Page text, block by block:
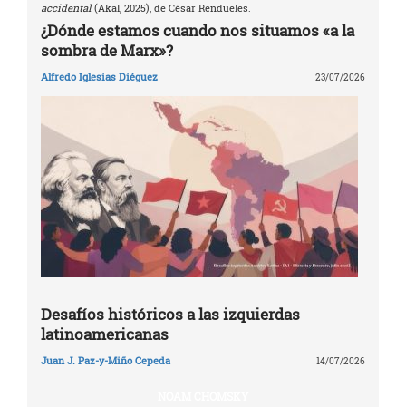
accidental(Akal, 2025), de César Rendueles.
¿Dónde estamos cuando nos situamos «a la
sombra de Marx»?
Alfredo Iglesias Diéguez 23/07/2026
Desafíos históricos a las izquierdas
latinoamericanas
Juan J. Paz-y-Miño Cepeda 14/07/2026